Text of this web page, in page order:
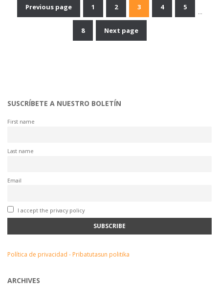
Sarreren
Previous page 1 2 3 4 5
…
8 Next page
SUSCRÍBETE A NUESTRO BOLETÍN
First name
Last name
Email
I accept the privacy policy
Política de privacidad - Pribatutasun politika
ARCHIVES